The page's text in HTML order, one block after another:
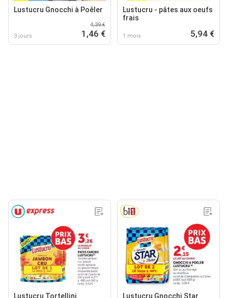
Lustucru Gnocchi à Poêler
3 jours
4,39 €
1,46 €
Lustucru - pâtes aux oeufs
frais
1 mois 5,94 €
Lustucru Tortellini Lustucru Gnocchi Star